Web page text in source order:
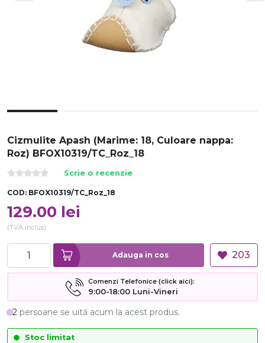
Cizmulite Apash (Marime: 18, Culoare nappa:
Roz) BFOX10319/TC_Roz_18
Scrie o recenzie
COD: BFOX10319/TC_Roz_18
129.00 lei
(TVA inclus)
Adauga in cos 203
Comenzi Telefonice (click aici):
9:00-18:00 Luni-Vineri
2 persoane se uită acum la acest produs.
Stoc limitat